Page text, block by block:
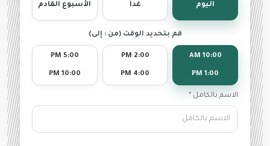
اليوم غداً الأسبوع القادم
قم بتحديد الوقت (من : إلى)
10:00 AM
1:00 PM
2:00 PM
4:00 PM
5:00 PM
10:00 PM
الاسم بالكامل *